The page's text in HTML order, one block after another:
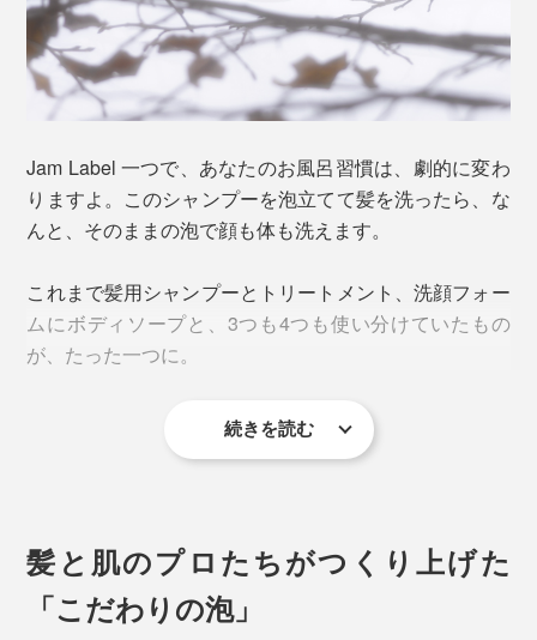
Jam Label 一つで、あなたのお風呂習慣は、劇的に変わ
りますよ。このシャンプーを泡立てて髪を洗ったら、な
んと、そのままの泡で顔も体も洗えます。
これまで髪用シャンプーとトリートメント、洗顔フォー
ムにボディソープと、3つも4つも使い分けていたもの
が、たった一つに。
さらに、1回1回、洗っては流していた手間もなくなりま
続きを読む
髪と肌のプロたちがつくり上げた
「こだわりの泡」